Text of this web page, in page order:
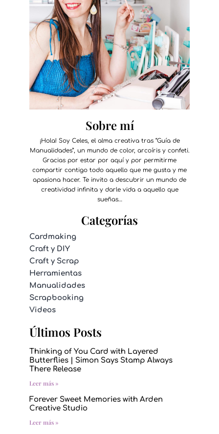
Sobre mí
¡Hola! Soy Celes, el alma creativa tras “Guía de
Manualidades”, un mundo de color, arcoíris y confeti.
Gracias por estar por aquí y por permitirme
compartir contigo todo aquello que me gusta y me
apasiona hacer. Te invito a descubrir un mundo de
creatividad infinita y darle vida a aquello que
sueñas…
Categorías
Cardmaking
Craft y DIY
Craft y Scrap
Herramientas
Manualidades
Scrapbooking
Videos
Últimos Posts
Thinking of You Card with Layered
Butterflies | Simon Says Stamp Always
There Release
Leer más »
Forever Sweet Memories with Arden
Creative Studio
Leer más »